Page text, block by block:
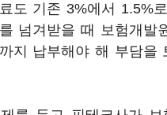
도 기존 3%에서 1.5%
넘겨받을 때 보험개발
지 납부해야 해 부담을